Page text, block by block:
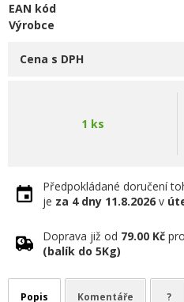
EAN kód
Výrobce
Cena s DPH
1 ks
Předpokládané doručení
je za 4 dny 11.8.2026 v
Doprava již od 79.00 Kč
(balík do 5Kg)
Popis Komentáře ?